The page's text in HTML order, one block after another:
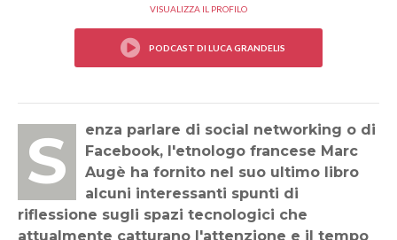
VISUALIZZA IL PROFILO
Senza parlare di social networking o di
Facebook, l'etnologo francese Marc
Augè ha fornito nel suo ultimo libro
alcuni interessanti spunti di
riflessione sugli spazi tecnologici che
attualmente catturano l'attenzione e il tempo